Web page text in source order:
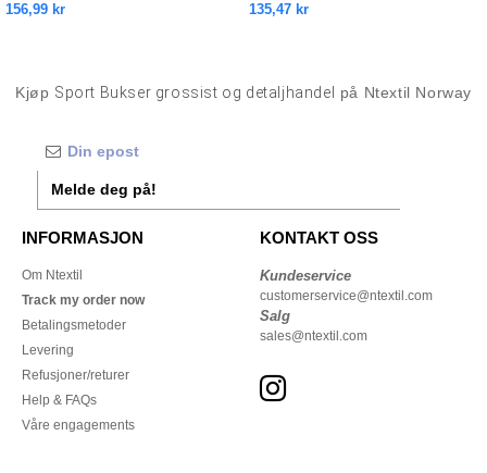
156,99 kr
135,47 kr
Kjøp Sport Bukser grossist og detaljhandel på Ntextil Norway
Melde deg på!
INFORMASJON
Om Ntextil
Track my order now
Betalingsmetoder
Levering
Refusjoner/returer
Help & FAQs
Våre engagements
KONTAKT OSS
Kundeservice
customerservice@ntextil.com
Salg
sales@ntextil.com